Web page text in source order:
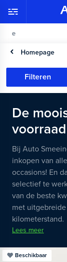
Homepage
Filteren
De
voorraad
Bij Auto
inkopen van
occasions! En
selectief te
van de beste
met
kilometerstand.
Lees meer
Beschikbaar